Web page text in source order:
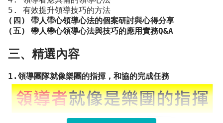
5. 有效提升領導技巧的方法
(四) 帶人帶心領導心法的個案研討與心得分享
(五) 帶人帶心領導心法與技巧的應用實務Q&A
三、精選內容
1.領導團隊就像樂團的指揮，和協的完成任務